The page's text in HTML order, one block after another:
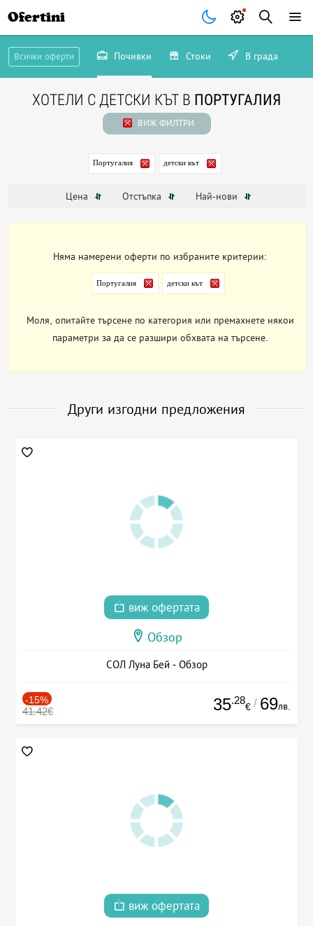
Ofertini
Всички оферти Почивки Стоки В града
ХОТЕЛИ С ДЕТСКИ КЪТ В ПОРТУГАЛИЯ
ВИЖ ФИЛТРИ
Португалия детски кът
Цена Отстъпка Най-нови
Няма намерени оферти по избраните критерии:
Португалия детски кът
Моля, опитайте търсене по категория или премахнете някои
параметри за да се разшири обхвата на търсене.
Други изгодни предложения
виж офертата
Обзор
СОЛ Луна Бей - Обзор
-15%
41.42€ 35.28
€ / 69лв.
виж офертата